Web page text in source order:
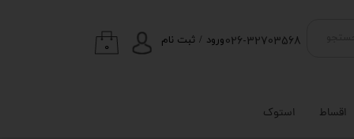
اقساط استوک
ورود / ثبت نام
۰ 026-32703568